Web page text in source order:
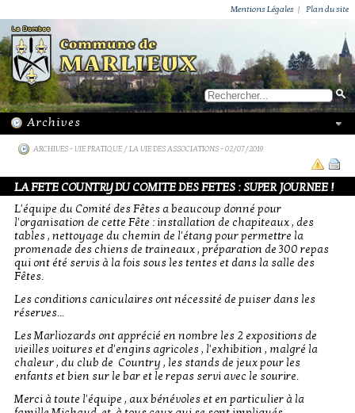
Mentions Légales | Plan du site
ARCHIVES-VIE PRATIQUE / LA VIE DES ASSOCIATIONS- 02/07/2019
LA FETE COUNTRY DU COMITE DES FETES : SUPER JOURNEE !
L'équipe du Comité des Fêtes a beaucoup donné pour
l'organisation de cette Fête : installation de chapiteaux , des
tables , nettoyage du chemin de l'étang pour permettre la
promenade des chiens de traineaux , préparation de 300 repas
qui ont été servis à la fois sous les tentes et dans la salle des
Fêtes.
Les conditions caniculaires ont nécessité de puiser dans les
réserves...
Les Marliozards ont apprécié en nombre les 2 expositions de
vieilles voitures et d'engins agricoles , l'exhibition , malgré la
chaleur , du club de Country , les stands de jeux pour les
enfants et bien sur le bar et le repas servi avec le sourire.
Merci à toute l'équipe , aux bénévoles et en particulier à la